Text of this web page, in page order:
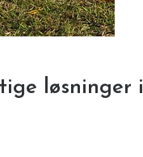
løsninger i